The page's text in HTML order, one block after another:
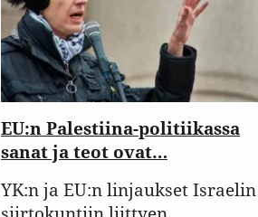
EU:n Palestiina-politiikassa
sanat ja teot ovat…
YK:n ja EU:n linjaukset Israelin
siirtokuntiin liittyen